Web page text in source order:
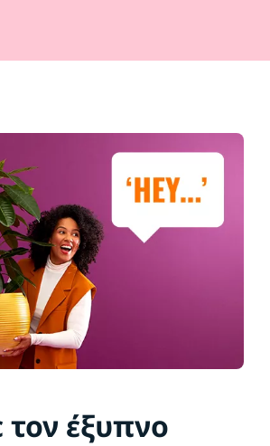
τον έξυπνο